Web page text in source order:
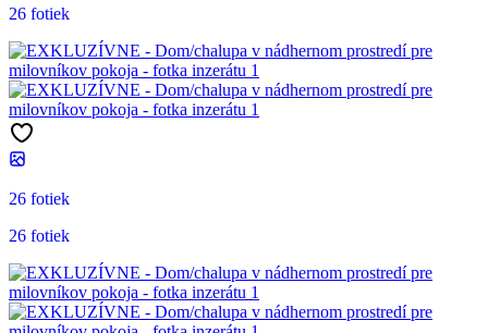
26 fotiek
26 fotiek
26 fotiek